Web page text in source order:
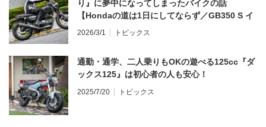
り』に夢中になってしまったバイクの話
【Hondaの道は1日にしてならず／GB350 S イ
ンプレ・レビュー 前編】
2026/3/1 トピックス
通勤・通学、二人乗りもOKの遊べる125cc『ダ
ックス125』は初心者の人も安心！
2025/7/20 トピックス